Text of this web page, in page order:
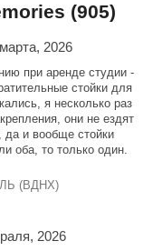
(905)
2026
при аренде студии -
стойки для
я несколько раз
они не ездят
да и вообще стойки
оба, то только один.
(ВДНХ)
2026